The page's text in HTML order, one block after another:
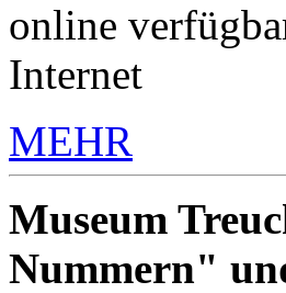
online
Internet
MEHR
Museum
Nummern"